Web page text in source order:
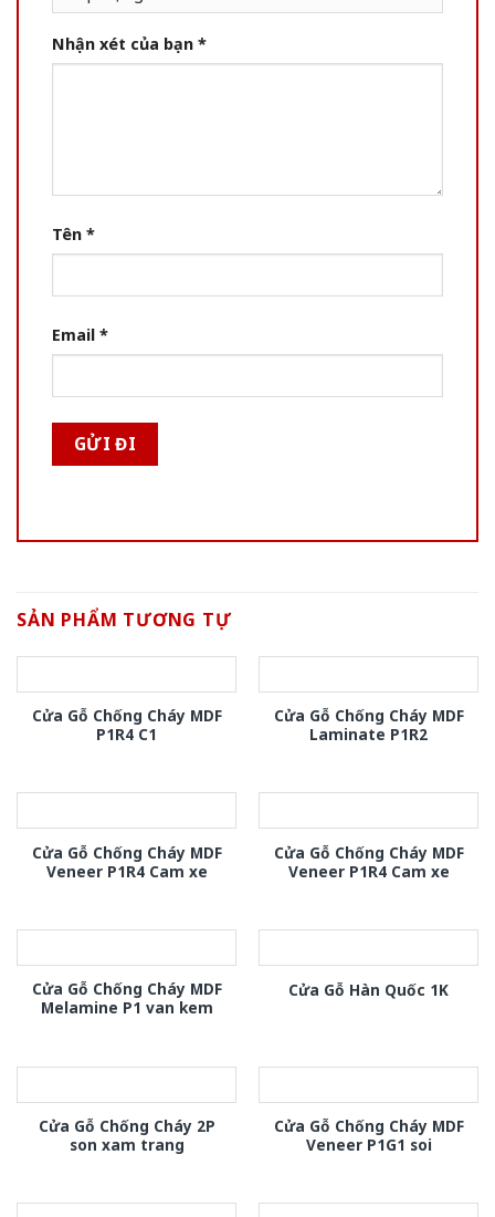
Nhận xét của bạn *
Tên *
Email *
SẢN PHẨM TƯƠNG TỰ
Cửa Gỗ Chống Cháy MDF
P1R4 C1
Cửa Gỗ Chống Cháy MDF
Laminate P1R2
Cửa Gỗ Chống Cháy MDF
Veneer P1R4 Cam xe
Cửa Gỗ Chống Cháy MDF
Veneer P1R4 Cam xe
Cửa Gỗ Chống Cháy MDF
Melamine P1 van kem
Cửa Gỗ Hàn Quốc 1K
Cửa Gỗ Chống Cháy 2P
son xam trang
Cửa Gỗ Chống Cháy MDF
Veneer P1G1 soi